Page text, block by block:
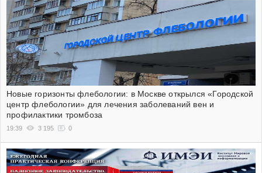
Новые горизонты флебологии: в Москве открылся «Городской
центр флебологии» для лечения заболеваний вен и
профилактики тромбоза
19:39 3 195 0